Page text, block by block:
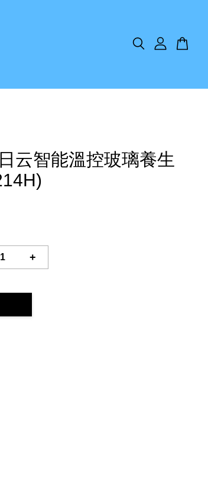
云智能溫控玻璃養生
+